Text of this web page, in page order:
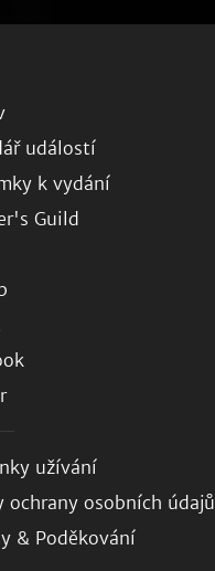
událostí
k vydání
Guild
užívání
ochrany osobních údajů
& Poděkování